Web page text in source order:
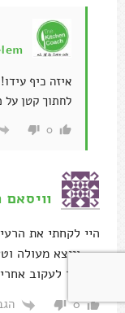
איזה כיף
לחתוך קטן על
0
וויסאם
היי לקחתי את
…..וייצא מעולה
אמשיך לעקוב
0